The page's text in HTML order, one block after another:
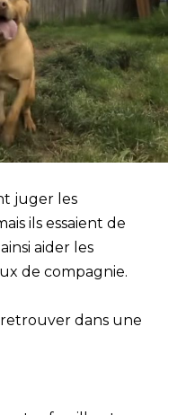
juger les
ils essaient de
aider les
de compagnie.
dans une